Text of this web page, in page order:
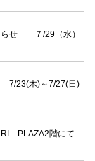
らせ ７/29（水）
7/23(木)～7/27(日)
PLAZA2階にて